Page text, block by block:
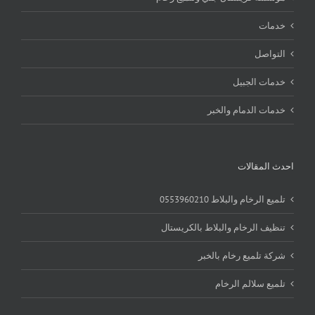
خدمات
التواصل
خدمات الجبيل
خدمات الدمام والخبر
احدث المقالات
تلميع الرخام والبلاط 0553960210
تنظيف الرخام والبلاط بالكريستال
شركة تلميع رخام بالخبر
تلميع سلالم الرخام